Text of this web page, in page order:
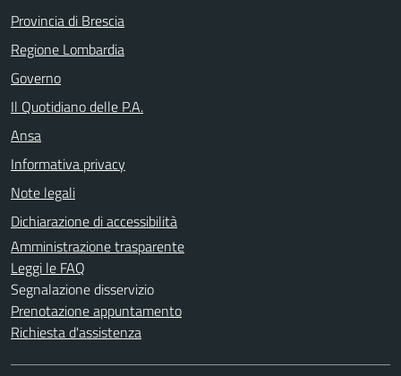
Provincia di Brescia
Regione Lombardia
Governo
Il Quotidiano delle P.A.
Ansa
Informativa privacy
Note legali
Dichiarazione di accessibilità
Amministrazione trasparente
Leggi le FAQ
Segnalazione disservizio
Prenotazione appuntamento
Richiesta d'assistenza